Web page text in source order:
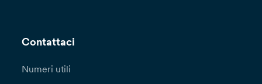
Contattaci
Numeri utili